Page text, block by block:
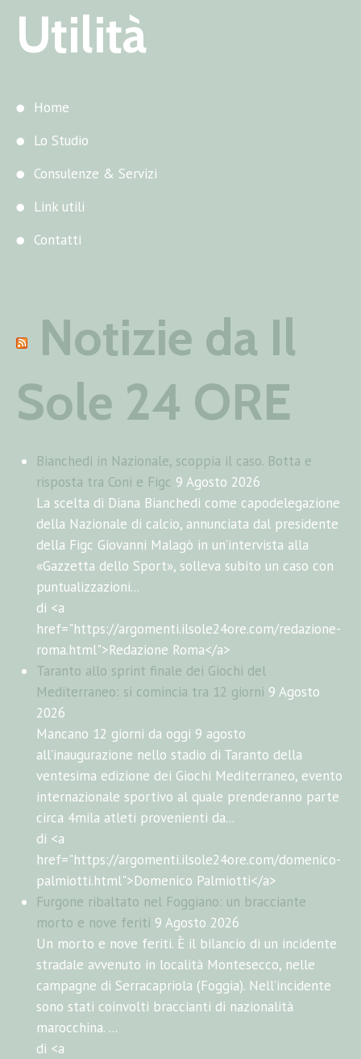
Utilità
Home
Lo Studio
Consulenze & Servizi
Link utili
Contatti
Notizie da Il
Sole 24 ORE
Bianchedi in Nazionale, scoppia il caso. Botta e
risposta tra Coni e Figc 9 Agosto 2026
La scelta di Diana Bianchedi come capodelegazione
della Nazionale di calcio, annunciata dal presidente
della Figc Giovanni Malagò in un’intervista alla
«Gazzetta dello Sport», solleva subito un caso con
puntualizzazioni...
di <a
href="https://argomenti.ilsole24ore.com/redazione-
roma.html">Redazione Roma</a>
Taranto allo sprint finale dei Giochi del
Mediterraneo: si comincia tra 12 giorni 9 Agosto
2026
Mancano 12 giorni da oggi 9 agosto
all’inaugurazione nello stadio di Taranto della
ventesima edizione dei Giochi Mediterraneo, evento
internazionale sportivo al quale prenderanno parte
circa 4mila atleti provenienti da...
di <a
href="https://argomenti.ilsole24ore.com/domenico-
palmiotti.html">Domenico Palmiotti</a>
Furgone ribaltato nel Foggiano: un bracciante
morto e nove feriti 9 Agosto 2026
Un morto e nove feriti. È il bilancio di un incidente
stradale avvenuto in località Montesecco, nelle
campagne di Serracapriola (Foggia). Nell’incidente
sono stati coinvolti braccianti di nazionalità
marocchina. ...
di <a